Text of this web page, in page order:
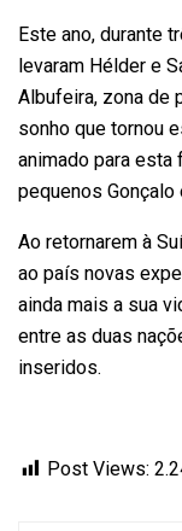
Este ano, durante
levaram Hélder e
Albufeira, zona de
sonho que tornou
animado para esta
pequenos Gonçalo
Ao retornarem à
ao país novas
ainda mais a sua
entre as duas
inseridos.
Post Views: